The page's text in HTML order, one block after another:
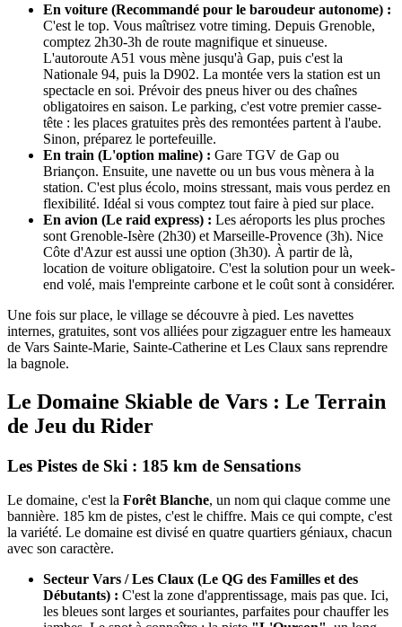
En voiture (Recommandé pour le baroudeur autonome) :
C'est le top. Vous maîtrisez votre timing. Depuis Grenoble,
comptez 2h30-3h de route magnifique et sinueuse.
L'autoroute A51 vous mène jusqu'à Gap, puis c'est la
Nationale 94, puis la D902. La montée vers la station est un
spectacle en soi. Prévoir des pneus hiver ou des chaînes
obligatoires en saison. Le parking, c'est votre premier casse-
tête : les places gratuites près des remontées partent à l'aube.
Sinon, préparez le portefeuille.
En train (L'option maline) : Gare TGV de Gap ou
Briançon. Ensuite, une navette ou un bus vous mènera à la
station. C'est plus écolo, moins stressant, mais vous perdez en
flexibilité. Idéal si vous comptez tout faire à pied sur place.
En avion (Le raid express) : Les aéroports les plus proches
sont Grenoble-Isère (2h30) et Marseille-Provence (3h). Nice
Côte d'Azur est aussi une option (3h30). À partir de là,
location de voiture obligatoire. C'est la solution pour un week-
end volé, mais l'empreinte carbone et le coût sont à considérer.
Une fois sur place, le village se découvre à pied. Les navettes
internes, gratuites, sont vos alliées pour zigzaguer entre les hameaux
de Vars Sainte-Marie, Sainte-Catherine et Les Claux sans reprendre
la bagnole.
Le Domaine Skiable de Vars : Le Terrain
de Jeu du Rider
Les Pistes de Ski : 185 km de Sensations
Le domaine, c'est la Forêt Blanche, un nom qui claque comme une
bannière. 185 km de pistes, c'est le chiffre. Mais ce qui compte, c'est
la variété. Le domaine est divisé en quatre quartiers géniaux, chacun
avec son caractère.
Secteur Vars / Les Claux (Le QG des Familles et des
Débutants) : C'est la zone d'apprentissage, mais pas que. Ici,
les bleues sont larges et souriantes, parfaites pour chauffer les